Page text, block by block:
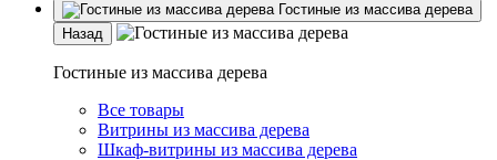
Гостиные из массива дерева
Назад
Гостиные из массива дерева
Все товары
Витрины из массива дерева
Шкаф-витрины из массива дерева